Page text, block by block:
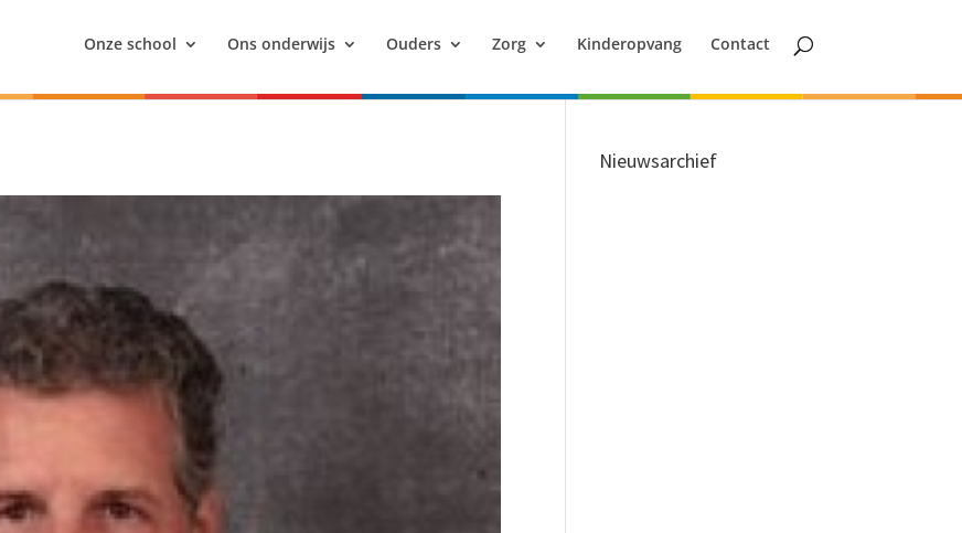
Onze school Ons onderwijs Ouders Zorg Kinderopvang Contact
Nieuwsarchief